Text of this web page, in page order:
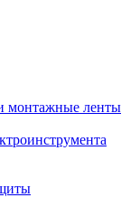
монтажные ленты